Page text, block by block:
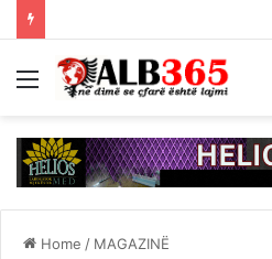
Menu
Home / MAGAZINË